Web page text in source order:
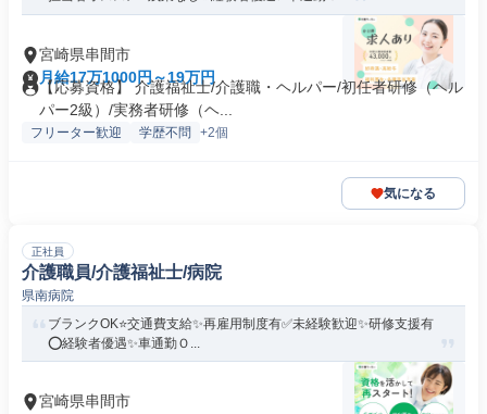
宮崎県串間市
月給17万1000円～19万円
【応募資格】 介護福祉士/介護職・ヘルパー/初任者研修（ヘル
パー2級）/実務者研修（ヘ...
フリーター歓迎 学歴不問 +2個
気になる
正社員
介護職員/介護福祉士/病院
県南病院
ブランクOK⭐️交通費支給✨再雇用制度有✅️未経験歓迎✨研修支援有
⭕️経験者優遇✨車通勤Ｏ...
宮崎県串間市